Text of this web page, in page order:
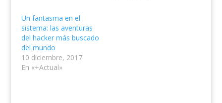
Un fantasma en el
sistema: las aventuras
del hacker más buscado
del mundo
10 diciembre, 2017
En «+Actual»